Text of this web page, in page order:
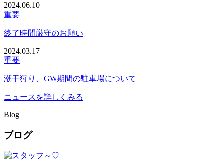
2024.06.10
重要
終了時間厳守のお願い
2024.03.17
重要
潮干狩り、GW期間の駐車場について
ニュースを詳しくみる
Blog
ブログ